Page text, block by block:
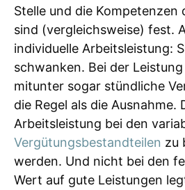
Stelle und die Kompetenzen
sind (vergleichsweise) fest.
individuelle Arbeitsleistung:
schwanken. Bei der
mitunter sogar stündliche
die Regel als die Ausnahme.
Arbeitsleistung bei den
Vergütungsbestandteilen zu
werden. Und nicht bei den
Wert auf gute Leistungen